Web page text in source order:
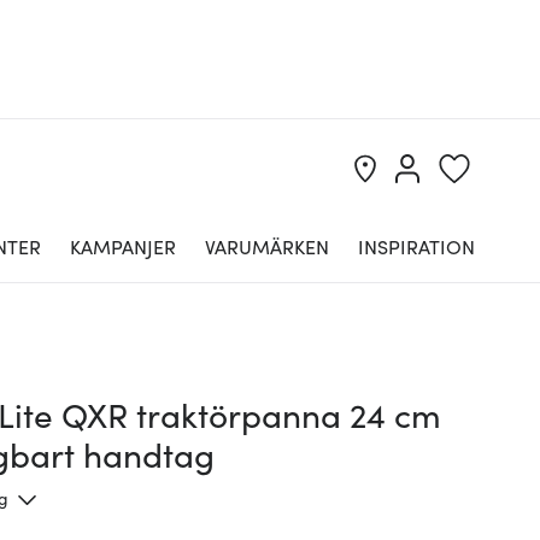
KAMPANJER VARUMÄRKEN INSPIRATION
QXR traktörpanna 24 cm
handtag